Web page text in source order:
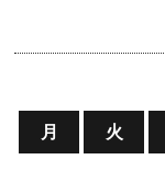
月 火